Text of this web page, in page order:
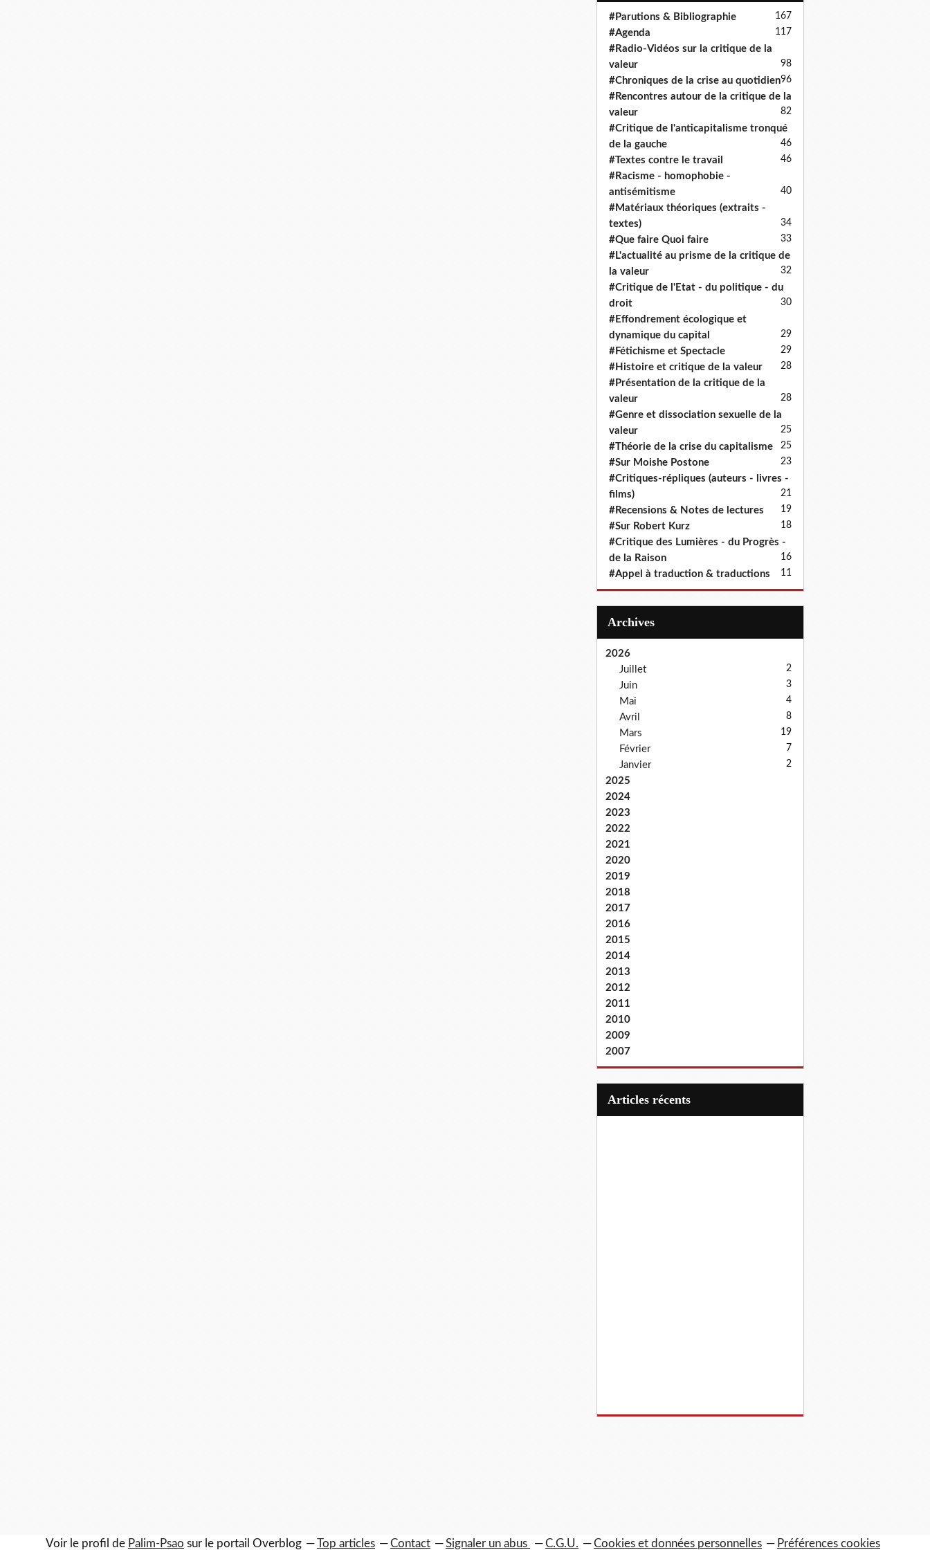
#Parutions & Bibliographie 167
#Agenda 117
#Radio-Vidéos sur la critique de la
valeur
98
#Chroniques de la crise au quotidien96
#Rencontres autour de la critique de la
valeur
82
#Critique de l'anticapitalisme tronqué
de la gauche
46
#Textes contre le travail 46
#Racisme - homophobie -
antisémitisme
40
#Matériaux théoriques (extraits -
textes)
34
#Que faire Quoi faire 33
#L'actualité au prisme de la critique de
la valeur
32
#Critique de l'Etat - du politique - du
droit
30
#Effondrement écologique et
dynamique du capital
29
#Fétichisme et Spectacle 29
#Histoire et critique de la valeur 28
#Présentation de la critique de la
valeur
28
#Genre et dissociation sexuelle de la
valeur
25
#Théorie de la crise du capitalisme 25
#Sur Moishe Postone 23
#Critiques-répliques (auteurs - livres -
films)
21
#Recensions & Notes de lectures 19
#Sur Robert Kurz 18
#Critique des Lumières - du Progrès -
de la Raison
16
#Appel à traduction & traductions 11
Archives
2026
Juillet
2
Juin 3
Mai 4
Avril 8
Mars 19
Février 7
Janvier 2
2025
2024
2023
2022
2021
2020
2019
2018
2017
2016
2015
2014
2013
2012
2011
2010
2009
2007
articles récents
Voir le profil de Palim-Psao sur le portail Overblog Top articles Contact Signaler un abus C.G.U. Cookies et données personnelles Préférences cookies